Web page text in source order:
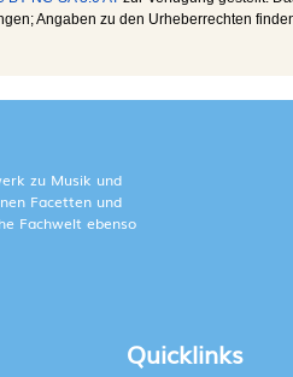
Angaben zu den Urheberrechten
zu Musik und
Facetten und
Fachwelt ebenso
Quicklinks